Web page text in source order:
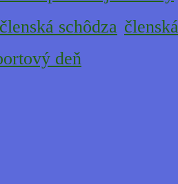
členská schôdza
deň